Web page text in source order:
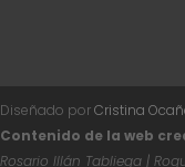
Diseñado porCristina
Contenido de la web
Rosario Illán Tabliega |